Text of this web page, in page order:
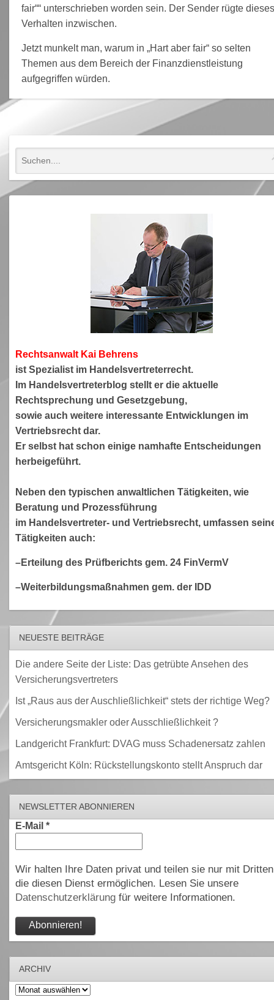
fair““ unterschrieben worden sein. Der Sender rügte dieses
Verhalten inzwischen.
Jetzt munkelt man, warum in „Hart aber fair“ so selten
Themen aus dem Bereich der Finanzdienstleistung
aufgegriffen würden.
Rechtsanwalt Kai Behrens
ist Spezialist im Handelsvertreterrecht.
Im Handelsvertreterblog stellt er die aktuelle
Rechtsprechung und Gesetzgebung,
sowie auch weitere interessante Entwicklungen im
Vertriebsrecht dar.
Er selbst hat schon einige namhafte Entscheidungen
herbeigeführt.
Neben den typischen anwaltlichen Tätigkeiten, wie
Beratung und Prozessführung
im Handelsvertreter- und Vertriebsrecht, umfassen
Tätigkeiten auch:
–Erteilung des Prüfberichts gem. 24 FinVermV
–Weiterbildungsmaßnahmen gem. der IDD
NEUESTE BEITRÄGE
Die andere Seite der Liste: Das getrübte Ansehen des
Versicherungsvertreters
Ist „Raus aus der Auschließlichkeit“ stets der richtige Weg?
Versicherungsmakler oder Ausschließlichkeit ?
Landgericht Frankfurt: DVAG muss Schadenersatz zahlen
Amtsgericht Köln: Rückstellungskonto stellt Anspruch dar
NEWSLETTER ABONNIEREN
E-Mail *
Wir halten Ihre Daten privat und teilen sie nur mit
die diesen Dienst ermöglichen. Lesen Sie unsere
Datenschutzerklärungfür weitere Informationen.
ARCHIV
Archiv